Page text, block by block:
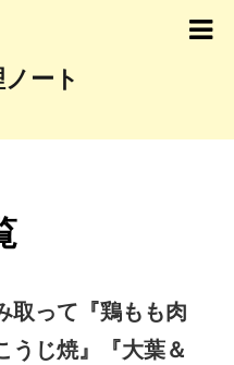
ート
取って『鶏もも肉
うじ焼』『大葉＆